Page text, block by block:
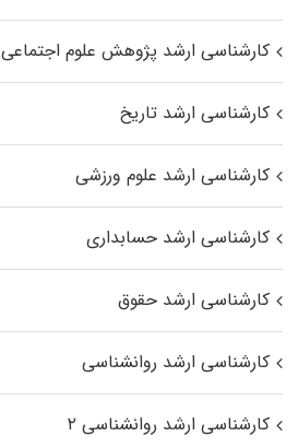
کارشناسی ارشد پژوهش علوم اجتماعی
کارشناسی ارشد تاریخ
کارشناسی ارشد علوم ورزشی
کارشناسی ارشد حسابداری
کارشناسی ارشد حقوق
کارشناسی ارشد روانشناسی
کارشناسی ارشد روانشناسی ۲